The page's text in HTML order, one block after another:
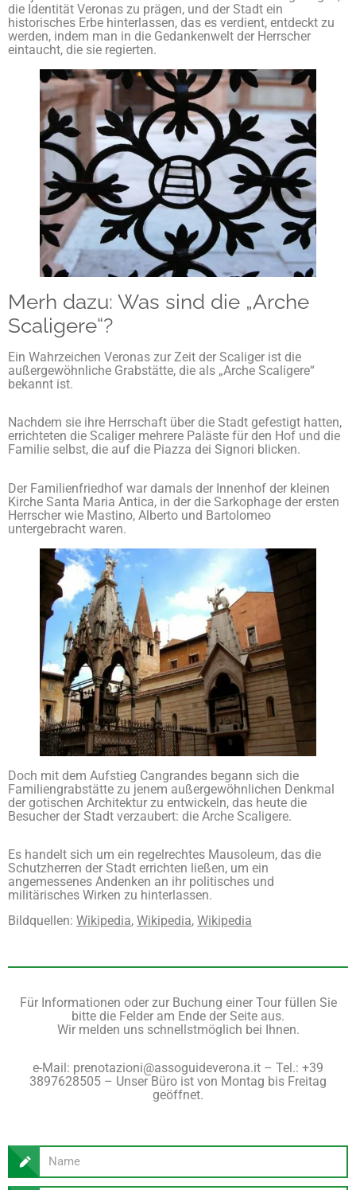
die Identität Veronas zu prägen, und der Stadt ein
historisches Erbe hinterlassen, das es verdient, entdeckt zu
werden, indem man in die Gedankenwelt der Herrscher
eintaucht, die sie regierten.
Merh dazu: Was sind die „Arche
Scaligere“?
Ein Wahrzeichen Veronas zur Zeit der Scaliger ist die
außergewöhnliche Grabstätte, die als „Arche Scaligere“
bekannt ist.
Nachdem sie ihre Herrschaft über die Stadt gefestigt hatten,
errichteten die Scaliger mehrere Paläste für den Hof und die
Familie selbst, die auf die Piazza dei Signori blicken.
Der Familienfriedhof war damals der Innenhof der kleinen
Kirche Santa Maria Antica, in der die Sarkophage der ersten
Herrscher wie Mastino, Alberto und Bartolomeo
untergebracht waren.
Doch mit dem Aufstieg Cangrandes begann sich die
Familiengrabstätte zu jenem außergewöhnlichen Denkmal
der gotischen Architektur zu entwickeln, das heute die
Besucher der Stadt verzaubert: die Arche Scaligere.
Es handelt sich um ein regelrechtes Mausoleum, das die
Schutzherren der Stadt errichten ließen, um ein
angemessenes Andenken an ihr politisches und
militärisches Wirken zu hinterlassen.
Bildquellen: Wikipedia, Wikipedia, Wikipedia
Für Informationen oder zur Buchung einer Tour füllen Sie
bitte die Felder am Ende der Seite aus.
Wir melden uns schnellstmöglich bei Ihnen.
e-Mail: prenotazioni@assoguideverona.it – Tel.: +39
3897628505 – Unser Büro ist von Montag bis Freitag
geöffnet.